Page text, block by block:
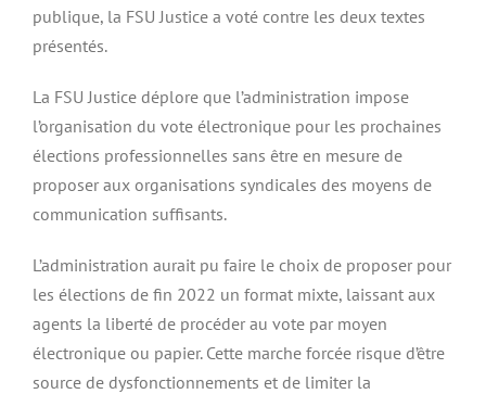
publique, la FSU Justice a voté contre les deux textes
présentés.
La FSU Justice déplore que l’administration impose
l’organisation du vote électronique pour les prochaines
élections professionnelles sans être en mesure de
proposer aux organisations syndicales des moyens de
communication suffisants.
L’administration aurait pu faire le choix de proposer pour
les élections de fin 2022 un format mixte, laissant aux
agents la liberté de procéder au vote par moyen
électronique ou papier. Cette marche forcée risque d’être
source de dysfonctionnements et de limiter la